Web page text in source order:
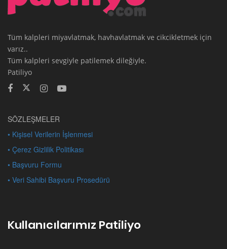
Tüm kalpleri miyavlatmak, havhavlatmak ve cikcikletmek için
varız..
Tüm kalpleri sevgiyle patilemek dileğiyle.
Patiliyo
SÖZLEŞMELER
• Kişisel Verilerin İşlenmesi
• Çerez Gizlilik Politikası
• Başvuru Formu
• Veri Sahibi Başvuru Prosedürü
Kullanıcılarımız Patiliyo